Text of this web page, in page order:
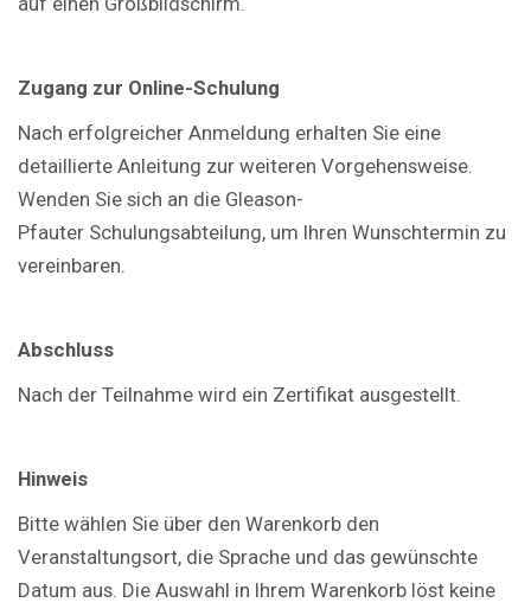
Zugang zur Online-Schulung
Nach erfolgreicher Anmeldung erhalten Sie eine
detaillierte Anleitung zur weiteren Vorgehensweise.
Wenden Sie sich an die Gleason-
Pfauter Schulungsabteilung, um Ihren Wunschtermin zu
vereinbaren.
Abschluss
Nach der Teilnahme wird ein Zertifikat ausgestellt.
Hinweis
Bitte wählen Sie über den Warenkorb den
Veranstaltungsort, die Sprache und das gewünschte
Datum aus. Die Auswahl in Ihrem Warenkorb löst keine